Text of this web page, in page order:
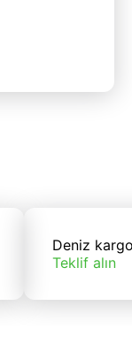
Deniz
Teklif alın